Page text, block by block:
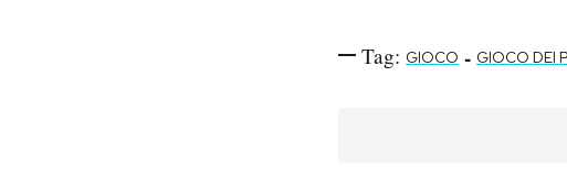
Tag: GIOCO - GIOCO DEI